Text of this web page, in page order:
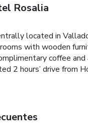
Rosalia
located in
with wooden
coffee
2 hours’ drive from